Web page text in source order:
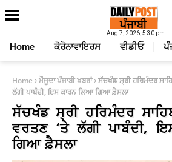
Aug 7, 2026, 5:30 pm
Home ਕੋਰੋਨਾਵਾਇਰਸ ਵੀਡੀਓ
Home ਮੌਜੂਦਾ ਪੰਜਾਬੀ ਖਬਰਾਂ ਸੱਚਖੰਡ ਸ੍ਰੀ ਹਰਿਮੰਦਰ
ਲੱਗੀ ਪਾਬੰਦੀ, ਇਸ ਕਾਰਨ ਲਿਆ ਗਿਆ ਫ਼ੈਸਲਾ
ਸੱਚਖੰਡ ਸ੍ਰੀ ਹਰਿਮੰਦਰ
ਵਰਤਣ ‘ਤੇ ਲੱਗੀ ਪਾਬੰਦੀ,
ਗਿਆ ਫ਼ੈਸਲਾ